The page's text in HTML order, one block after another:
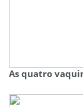
As quatro